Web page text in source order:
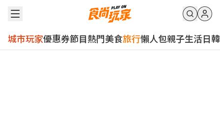
城市玩家優惠券節目熱門美食旅行懶人包親子生活日韓